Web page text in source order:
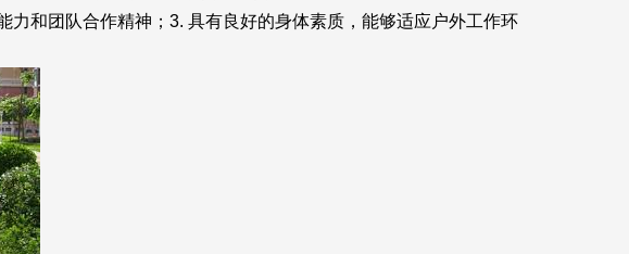
和团队合作精神；3. 具有良好的身体素质，能够适应户外工作环